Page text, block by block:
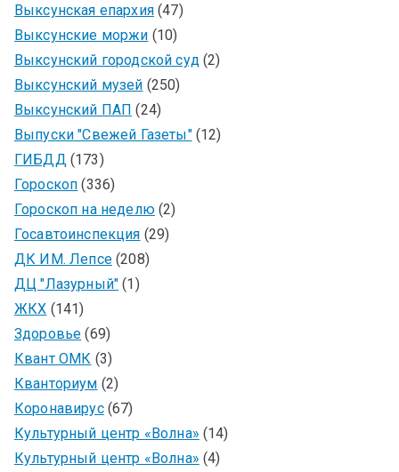
Выксунская епархия(47)
Выксунские моржи (10)
Выксунский городской суд(2)
Выксунский музей (250)
Выксунский ПАП (24)
Выпуски "Свежей Газеты"(12)
ГИБДД(173)
Гороскоп (336)
Гороскоп на неделю(2)
Госавтоинспекция (29)
ДК ИМ. Лепсе(208)
ДЦ "Лазурный" (1)
ЖКХ (141)
Здоровье (69)
Квант ОМК (3)
Кванториум (2)
Коронавирус(67)
Культурный центр «Волна» (14)
Культурный центр «Волна» (4)